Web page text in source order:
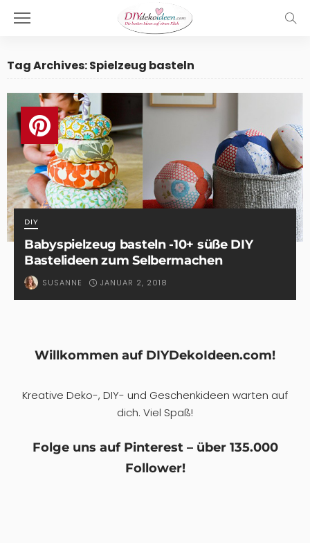
Tag Archives: Spielzeug basteln
DIY
Babyspielzeug basteln -10+ süße DIY
Bastelideen zum Selbermachen
SUSANNE JANUAR 2, 2018
Willkommen auf DIYDekoIdeen.com!
Kreative Deko-, DIY- und Geschenkideen warten auf
dich. Viel Spaß!
Folge uns auf Pinterest – über 135.000
Follower!